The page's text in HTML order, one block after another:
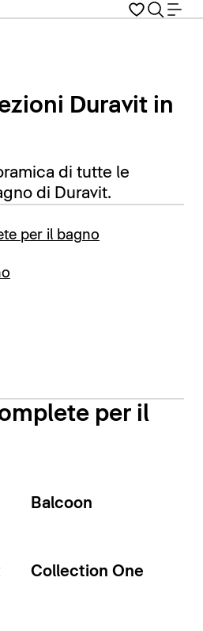
Duravit in
di tutte le
di Duravit.
per il bagno
per il
Balcoon
Collection One